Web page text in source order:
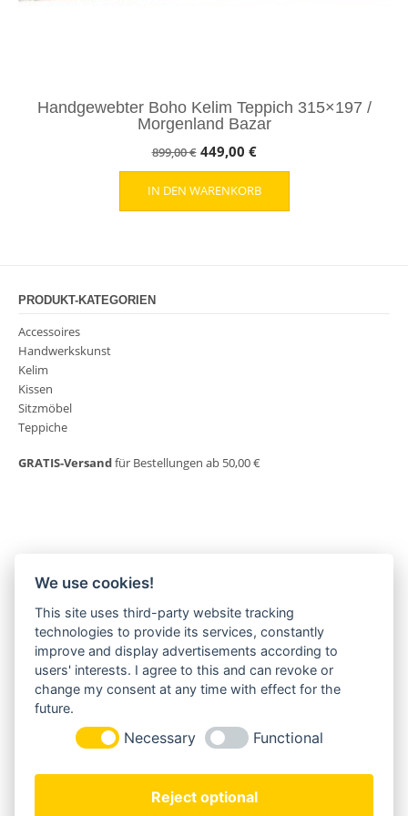
Handgewebter Boho Kelim Teppich 315×197 /
Morgenland Bazar
899,00€ Ursprünglicher
Preis
war:
449,00 €Aktueller
Preis
ist:
IN DEN WARENKORB
PRODUKT-KATEGORIEN
Accessoires
Handwerkskunst
Kelim
Kissen
Sitzmöbel
Teppiche
GRATIS-Versandfür Bestellungen ab 50,00 €
MORGENLAND-BAZAR
Herderstraße 2
22085 Hamburg
+49(0)40 18 033 286
info@morgenland-bazar.de
www.morgenland-bazar.de
FOLGEN SIE UNS:
We use cookies!
This site uses third-party website tracking
technologies to provide its services, constantly
improve and display advertisements according to
users' interests. I agree to this and can revoke or
change my consent at any time with effect for the
future.
Necessary Functional
Reject optional